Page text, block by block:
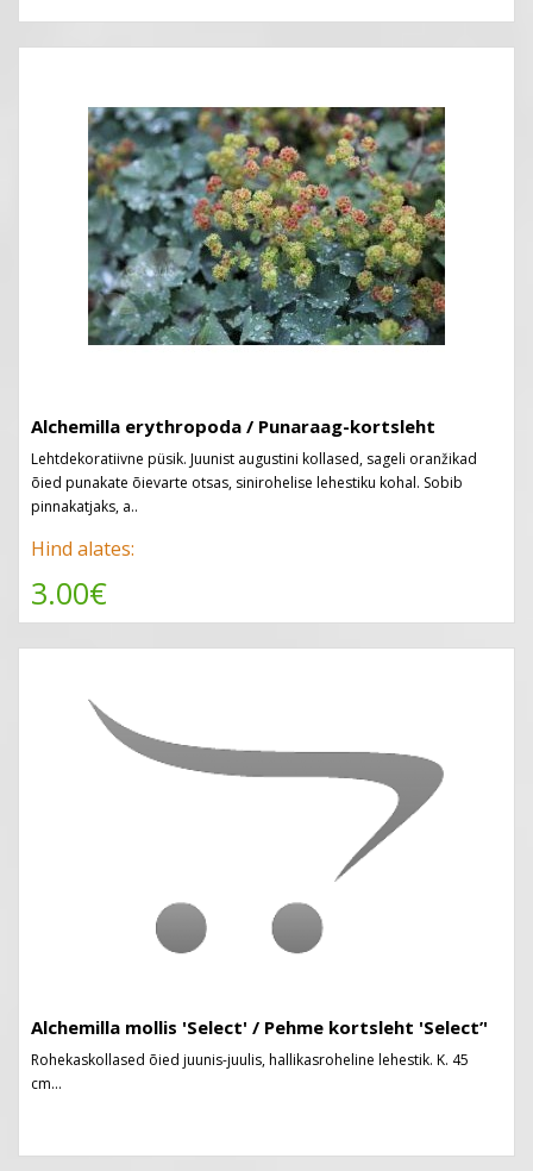
Alchemilla erythropoda / Punaraag-kortsleht
Lehtdekoratiivne püsik. Juunist augustini kollased, sageli oranžikad
õied punakate õievarte otsas, sinirohelise lehestiku kohal. Sobib
pinnakatjaks, a..
Hind alates:
3.00€
Alchemilla mollis 'Select' / Pehme kortsleht 'Select’'
Rohekaskollased õied juunis-juulis, hallikasroheline lehestik. K. 45
cm...